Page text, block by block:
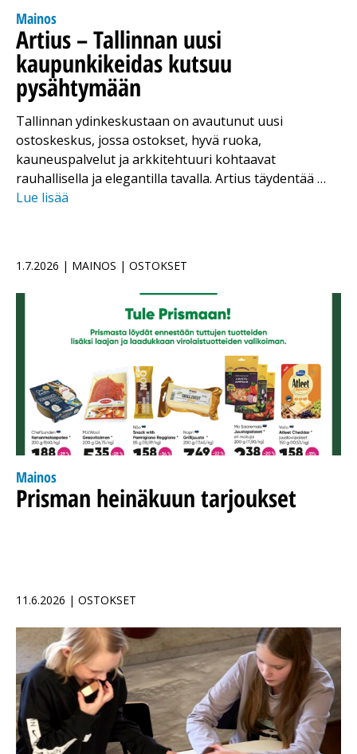
Mainos
Artius – Tallinnan uusi
kaupunkikeidas kutsuu
pysähtymään
Tallinnan ydinkeskustaan on avautunut uusi
ostoskeskus, jossa ostokset, hyvä ruoka,
kauneuspalvelut ja arkkitehtuuri kohtaavat
rauhallisella ja elegantilla tavalla. Artius täydentää …
Lue lisää
1.7.2026 | MAINOS | OSTOKSET
Mainos
Prisman heinäkuun tarjoukset
11.6.2026 | OSTOKSET